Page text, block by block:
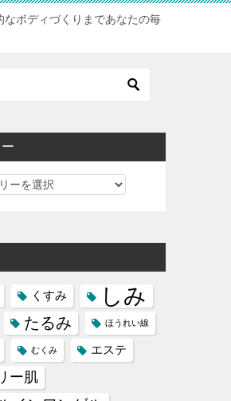
ボディづくりまであなたの毎
くすみ しみ
たるみ ほうれい線
むくみ エステ
ー肌